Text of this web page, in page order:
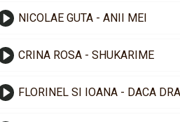
NICOLAE GUTA - ANII MEI
CRINA ROSA - SHUKARIME
FLORINEL SI IOANA - DACA